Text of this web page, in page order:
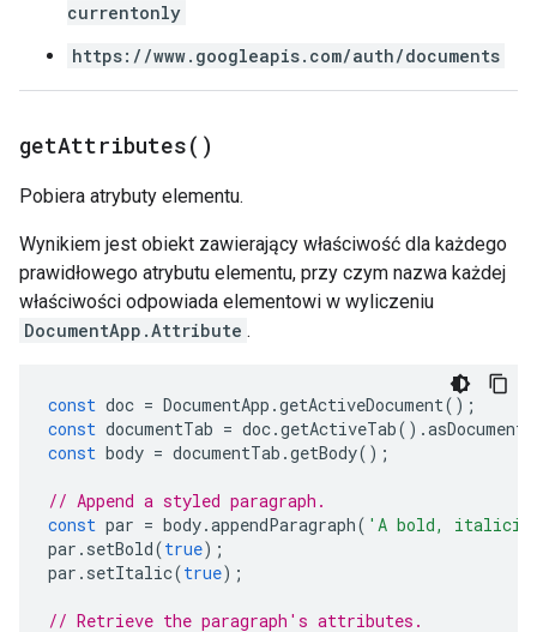
currentonly
https://www.googleapis.com/auth/documents
getAttributes( )
Pobiera atrybuty elementu.
Wynikiem jest obiekt zawierający właściwość dla każdego
prawidłowego atrybutu elementu, przy czym nazwa każdej
właściwości odpowiada elementowi w wyliczeniu
DocumentApp.Attribute .
const doc = DocumentApp .getActiveDocument();
const documentTab = doc.getActiveTab().
const body = documentTab .getBody();
// Append a styled paragraph.
const par = body.appendParagraph( 'A bold,
par . setBold(true);
par . setItalic(true);
// Retrieve the paragraph's attributes.